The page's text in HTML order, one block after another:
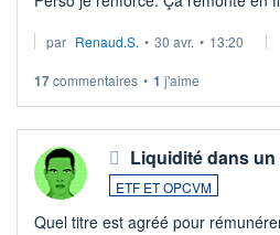
Investissement long terme tip top
par Renaud.S. • 30 avr. • 13:20
17commentaires • 1 j'aime
Liquidité dans un
ETF ET OPCVM
Quel titre est agréé pour